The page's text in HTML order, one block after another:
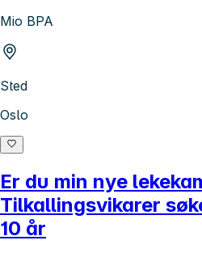
Mio BPA
Sted
Oslo
Er du min nye
Tilkallingsvikarer
10 år